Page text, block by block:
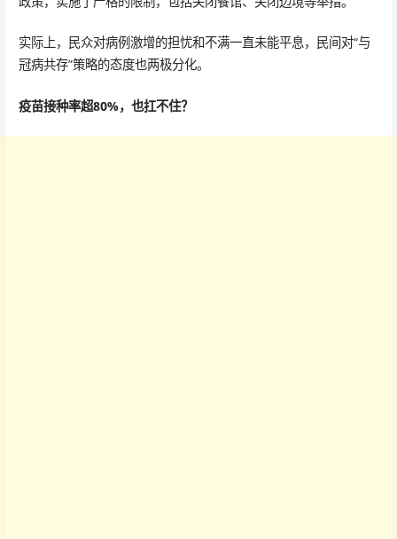
实际上，民众对病例激增的担忧和不满一直未能平息，民间对“与
冠病共存”策略的态度也两极分化。
疫苗接种率超80%，也扛不住？